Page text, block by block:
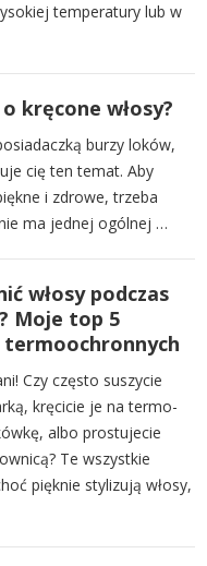
temperatury lub w
kręcone włosy?
burzy loków,
cię ten temat. Aby
i zdrowe, trzeba
ma jednej ogólnej …
włosy podczas
Moje top 5
termoochronnych
Czy często suszycie
kręcicie je na termo-
albo prostujecie
Te wszystkie
pięknie stylizują włosy,